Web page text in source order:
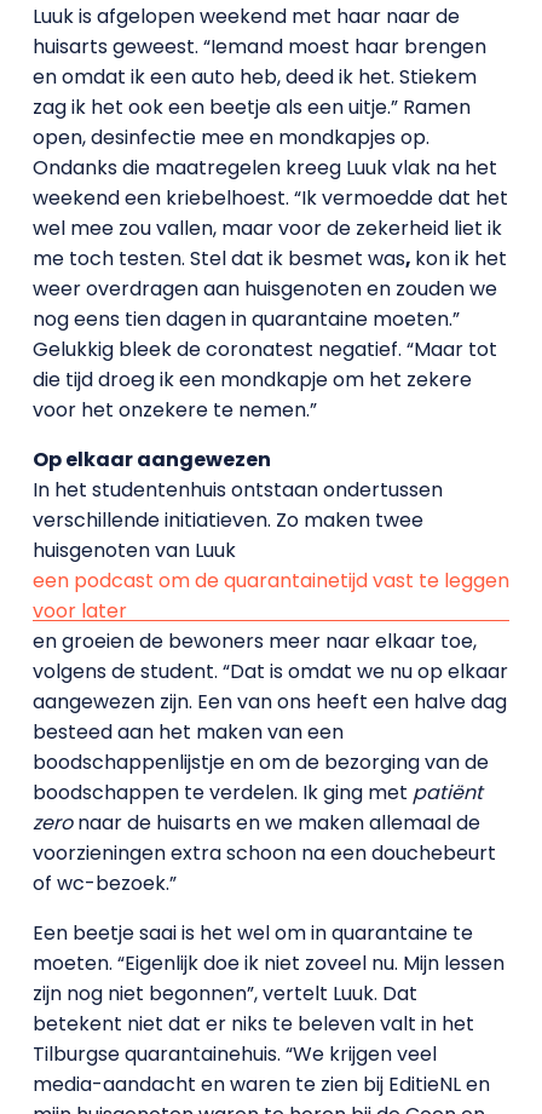
Luuk is afgelopen weekend met haar naar de
huisarts geweest. “Iemand moest haar brengen
en omdat ik een auto heb, deed ik het. Stiekem
zag ik het ook een beetje als een uitje.” Ramen
open, desinfectie mee en mondkapjes op.
Ondanks die maatregelen kreeg Luuk vlak na het
weekend een kriebelhoest. “Ik vermoedde dat het
wel mee zou vallen, maar voor de zekerheid liet ik
me toch testen. Stel dat ik besmet was, kon ik het
weer overdragen aan huisgenoten en zouden we
nog eens tien dagen in quarantaine moeten.”
Gelukkig bleek de coronatest negatief. “Maar tot
die tijd droeg ik een mondkapje om het zekere
voor het onzekere te nemen.”
Op elkaar aangewezen
In het studentenhuis ontstaan ondertussen
verschillende initiatieven. Zo maken twee
huisgenoten van Luuk
een podcast om de quarantainetijd vast te leggen
voor later
en groeien de bewoners meer naar elkaar toe,
volgens de student. “Dat is omdat we nu op elkaar
aangewezen zijn. Een van ons heeft een halve dag
besteed aan het maken van een
boodschappenlijstje en om de bezorging van de
boodschappen te verdelen. Ik ging met patiënt
zeronaar de huisarts en we maken allemaal de
voorzieningen extra schoon na een douchebeurt
of wc-bezoek.”
Een beetje saai is het wel om in quarantaine te
moeten. “Eigenlijk doe ik niet zoveel nu. Mijn lessen
zijn nog niet begonnen”, vertelt Luuk. Dat
betekent niet dat er niks te beleven valt in het
Tilburgse quarantainehuis. “We krijgen veel
media-aandacht en waren te zien bij EditieNL en